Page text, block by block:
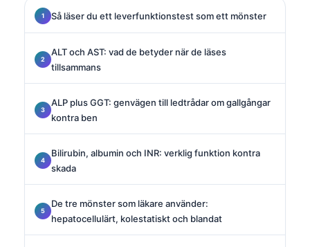
Så läser du ett leverfunktionstest som ett mönster
ALT och AST: vad de betyder när de läses
tillsammans
ALP plus GGT: genvägen till ledtrådar om gallgångar
kontra ben
Bilirubin, albumin och INR: verklig funktion kontra
skada
De tre mönster som läkare använder:
hepatocellulärt, kolestatiskt och blandat